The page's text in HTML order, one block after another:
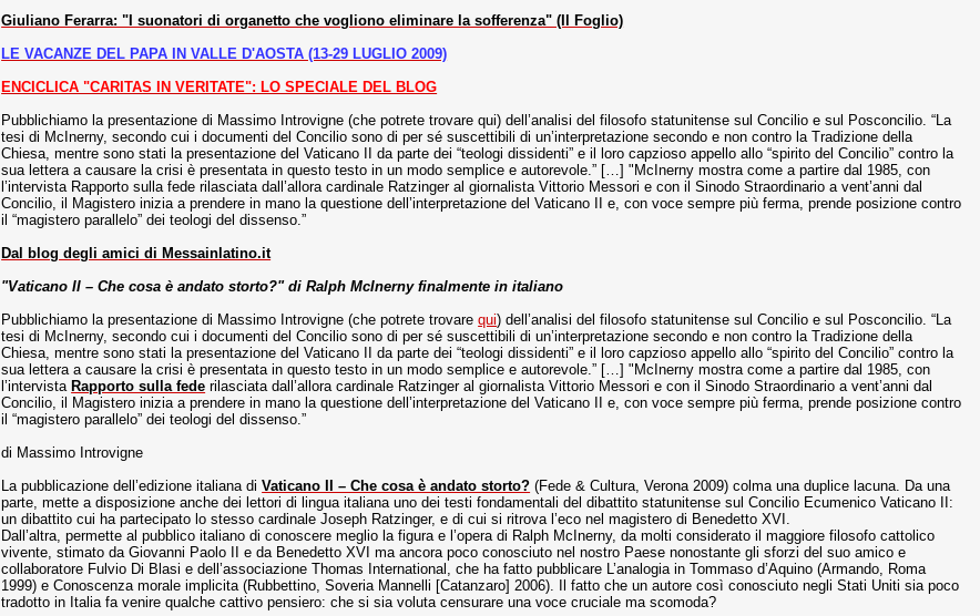
Giuliano Ferarra: "I suonatori di organetto che vogliono eliminare la sofferenza" (Il Foglio)
LE VACANZE DEL PAPA IN VALLE D'AOSTA (13-29 LUGLIO 2009)
ENCICLICA "CARITAS IN VERITATE": LO SPECIALE DEL BLOG
Pubblichiamo la presentazione di Massimo Introvigne (che potrete trovare qui) dell’analisi del filosofo statunitense sul Concilio e sul Posconcilio. “La
tesi di McInerny, secondo cui i documenti del Concilio sono di per sé suscettibili di un’interpretazione secondo e non contro la Tradizione della
Chiesa, mentre sono stati la presentazione del Vaticano II da parte dei “teologi dissidenti” e il loro capzioso appello allo “spirito del Concilio” contro la
sua lettera a causare la crisi è presentata in questo testo in un modo semplice e autorevole.” […] "McInerny mostra come a partire dal 1985, con
l’intervista Rapporto sulla fede rilasciata dall’allora cardinale Ratzinger al giornalista Vittorio Messori e con il Sinodo Straordinario a vent’anni dal
Concilio, il Magistero inizia a prendere in mano la questione dell’interpretazione del Vaticano II e, con voce sempre più ferma, prende posizione contro
il “magistero parallelo” dei teologi del dissenso.”
Dal blog degli amici di Messainlatino.it
"Vaticano II – Che cosa è andato storto?" di Ralph McInerny finalmente in italiano
Pubblichiamo la presentazione di Massimo Introvigne (che potrete trovarequi) dell’analisi del filosofo statunitense sul Concilio e sul Posconcilio. “La
tesi di McInerny, secondo cui i documenti del Concilio sono di per sé suscettibili di un’interpretazione secondo e non contro la Tradizione della
Chiesa, mentre sono stati la presentazione del Vaticano II da parte dei “teologi dissidenti” e il loro capzioso appello allo “spirito del Concilio” contro la
sua lettera a causare la crisi è presentata in questo testo in un modo semplice e autorevole.” […] "McInerny mostra come a partire dal 1985, con
l’intervista Rapporto sulla fede rilasciata dall’allora cardinale Ratzinger al giornalista Vittorio Messori e con il Sinodo Straordinario a vent’anni dal
Concilio, il Magistero inizia a prendere in mano la questione dell’interpretazione del Vaticano II e, con voce sempre più ferma, prende posizione contro
il “magistero parallelo” dei teologi del dissenso.”
di Massimo Introvigne
La pubblicazione dell’edizione italiana diVaticano II – Che cosa è andato storto? (Fede & Cultura, Verona 2009) colma una duplice lacuna. Da una
parte, mette a disposizione anche dei lettori di lingua italiana uno dei testi fondamentali del dibattito statunitense sul Concilio Ecumenico Vaticano II:
un dibattito cui ha partecipato lo stesso cardinale Joseph Ratzinger, e di cui si ritrova l’eco nel magistero di Benedetto XVI.
Dall’altra, permette al pubblico italiano di conoscere meglio la figura e l’opera di Ralph McInerny, da molti considerato il maggiore filosofo cattolico
vivente, stimato da Giovanni Paolo II e da Benedetto XVI ma ancora poco conosciuto nel nostro Paese nonostante gli sforzi del suo amico e
collaboratore Fulvio Di Blasi e dell’associazione Thomas International, che ha fatto pubblicare L’analogia in Tommaso d’Aquino (Armando, Roma
1999) e Conoscenza morale implicita (Rubbettino, Soveria Mannelli [Catanzaro] 2006). Il fatto che un autore così conosciuto negli Stati Uniti sia poco
tradotto in Italia fa venire qualche cattivo pensiero: che si sia voluta censurare una voce cruciale ma scomoda?